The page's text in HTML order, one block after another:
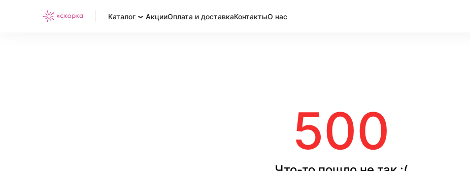
Каталог АкцииОплата и доставкаКонтактыО нас
500